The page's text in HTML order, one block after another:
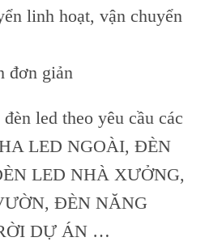
linh hoạt, vận chuyển
đơn giản
led theo yêu cầu các
LED NGOÀI, ĐÈN
LED NHÀ XƯỞNG,
ĐÈN NĂNG
DỰ ÁN …